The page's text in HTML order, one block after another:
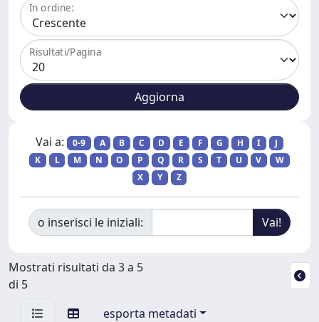
In ordine:
Risultati/Pagina
Vai a: 0-9 A B C D E F G H I
J
K
L M N O P Q R S T U V
W
X
Y Z
o inserisci le iniziali:
Mostrati risultati da 3 a 5
di 5
esporta metadati